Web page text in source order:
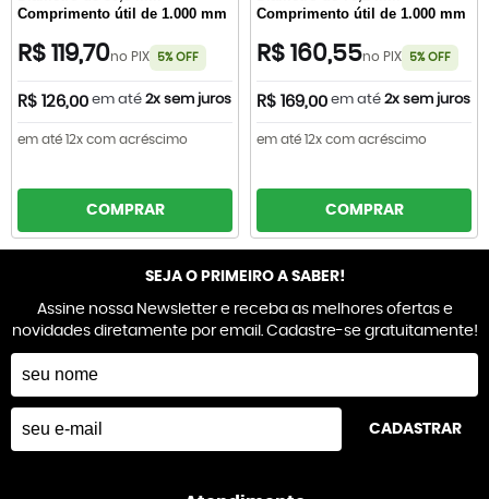
Comprimento útil de 1.000 mm
R$ 119,70no PIX 5% OFF
R$ 126,00 em até 2x sem juros
em até 12x com acréscimo
COMPRAR
Comprimento útil de 1.000 mm
R$ 160,55no PIX 5% OFF
R$ 169,00 em até 2x sem juros
em até 12x com acréscimo
COMPRAR
SEJA O PRIMEIRO A SABER!
Assine nossa Newsletter e receba as melhores ofertas e
novidades diretamente por email. Cadastre-se gratuitamente!
CADASTRAR